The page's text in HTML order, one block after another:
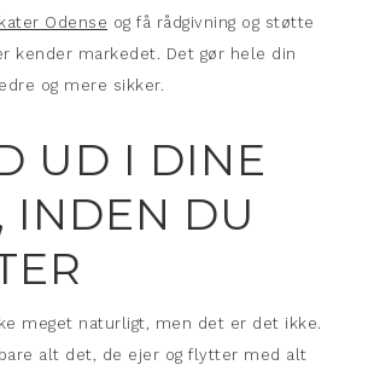
Odense og få rådgivning og støtte
kender markedet. Det gør hele din
og mere sikker.
UD I DINE
INDEN DU
meget naturligt, men det er det ikke.
alt det, de ejer og flytter med alt